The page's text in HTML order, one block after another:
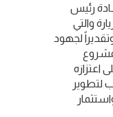
رئيس
والتي
لجهود
اعتزازه
لتطوير